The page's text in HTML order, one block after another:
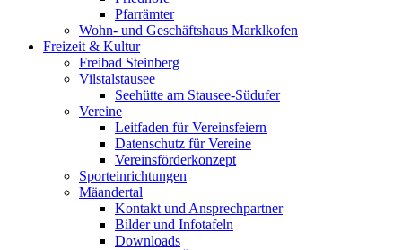
Pfarrämter
Wohn- und Geschäftshaus Marklkofen
Freizeit & Kultur
Freibad Steinberg
Vilstalstausee
Seehütte am Stausee-Südufer
Vereine
Leitfaden für Vereinsfeiern
Datenschutz für Vereine
Vereinsförderkonzept
Sporteinrichtungen
Mäandertal
Kontakt und Ansprechpartner
Bilder und Infotafeln
Downloads